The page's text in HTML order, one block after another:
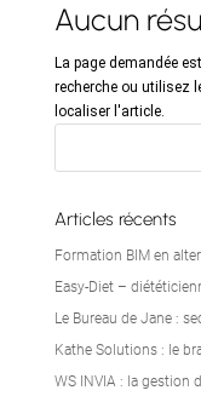
Aucun
La page demandée
recherche ou utilisez
localiser l'article.
Articles récents
Formation BIM en
Easy-Diet –
Le Bureau de Jane :
Kathe Solutions : le
WS INVIA : la gestion